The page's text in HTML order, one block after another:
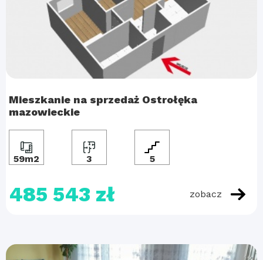
Mieszkanie na sprzedaż Ostrołęka
mazowieckie
59m2 3 5
485 543 zł zobacz